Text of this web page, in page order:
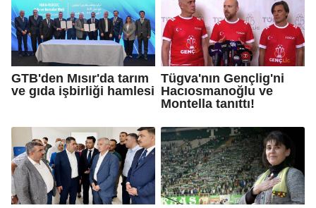
GTB'den Mısır'da tarım
ve gıda işbirliği hamlesi
Tügva'nın Gençlig'ni
Hacıosmanoğlu ve
Montella tanıttı!